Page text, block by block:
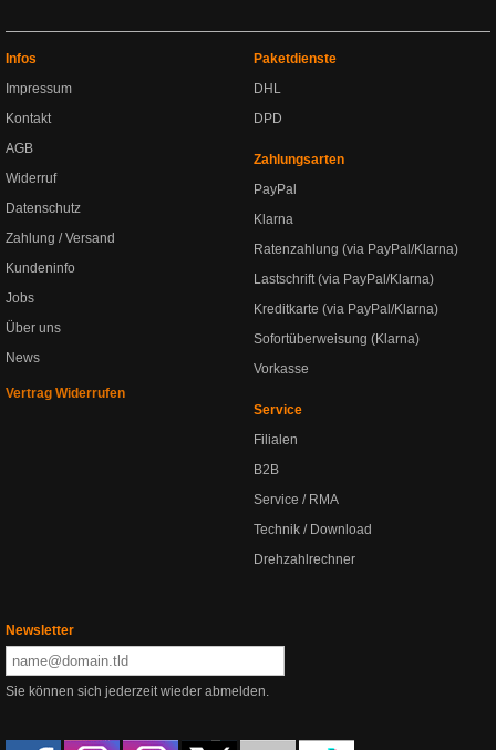
Infos
Impressum
Kontakt
AGB
Widerruf
Datenschutz
Zahlung / Versand
Kundeninfo
Jobs
Über uns
News
Vertrag Widerrufen
Paketdienste
DHL
DPD
Zahlungsarten
PayPal
Klarna
Ratenzahlung (via PayPal/Klarna)
Lastschrift (via PayPal/Klarna)
Kreditkarte (via PayPal/Klarna)
Sofortüberweisung (Klarna)
Vorkasse
Service
Filialen
B2B
Service / RMA
Technik / Download
Drehzahlrechner
Newsletter
Sie können sich jederzeit wieder abmelden.